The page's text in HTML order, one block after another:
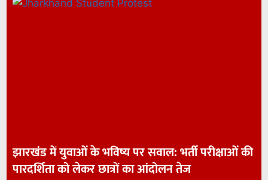
झारखंड में युवाओं के भविष्य पर सवाल: भर्ती परीक्षाओं की
पारदर्शिता को लेकर छात्रों का आंदोलन तेज